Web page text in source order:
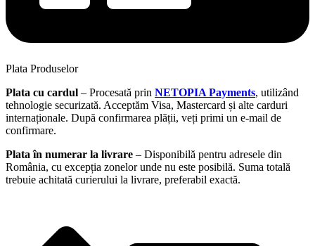
Plata Produselor
Plata cu cardul – Procesată prin NETOPIA Payments, utilizând
tehnologie securizată. Acceptăm Visa, Mastercard și alte carduri
internaționale. După confirmarea plății, veți primi un e-mail de
confirmare.
Plata în numerar la livrare – Disponibilă pentru adresele din
România, cu excepția zonelor unde nu este posibilă. Suma totală
trebuie achitată curierului la livrare, preferabil exactă.